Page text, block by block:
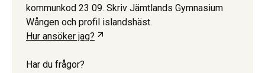
kommunkod 23 09. Skriv Jämtlands Gymnasium
Wången och profil islandshäst.
Hur ansöker jag?
Har du frågor?